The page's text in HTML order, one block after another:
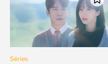
Séries